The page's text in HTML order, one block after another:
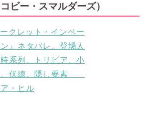
ビー・スマルダーズ）